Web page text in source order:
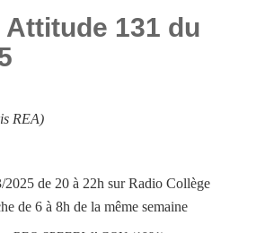
Attitude 131 du
REA)
de 20 à 22h sur Radio Collège
de 6 à 8h de la même semaine